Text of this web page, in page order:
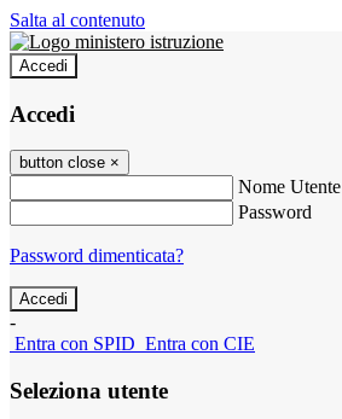
Salta al contenuto
Accedi
Accedi
button close ×
Nome Utente
Password
Password dimenticata?
-
Entra con SPID Entra con CIE
Seleziona utente